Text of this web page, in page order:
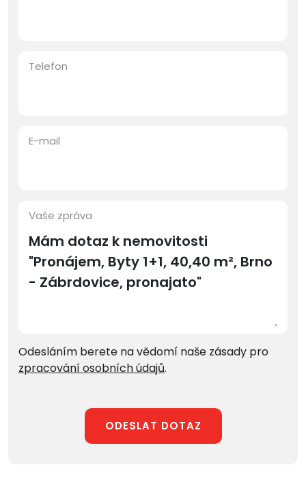
Telefon
E-mail
Vaše zpráva
Odesláním berete na vědomí naše zásady pro
zpracování osobních údajů.
ODESLAT DOTAZ